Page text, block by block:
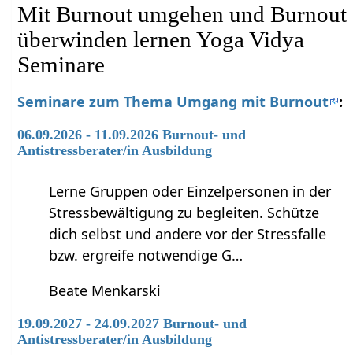
Mit Burnout umgehen und Burnout
überwinden lernen Yoga Vidya
Seminare
Seminare zum Thema Umgang mit Burnout :
06.09.2026 - 11.09.2026 Burnout- und
Antistressberater/in Ausbildung
Lerne Gruppen oder Einzelpersonen in der
Stressbewältigung zu begleiten. Schütze
dich selbst und andere vor der Stressfalle
bzw. ergreife notwendige G…
Beate Menkarski
19.09.2027 - 24.09.2027 Burnout- und
Antistressberater/in Ausbildung